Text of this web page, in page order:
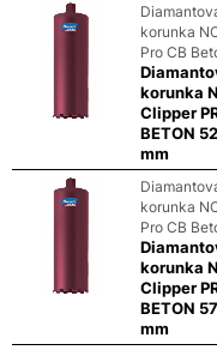
korunka
Pro CB
korunka
Clipper
BETON
mm
korunka
Pro CB
korunka
Clipper
BETON
mm